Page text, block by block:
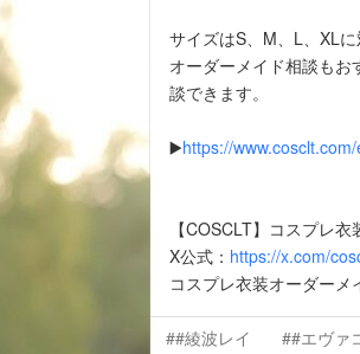
サイズはS、M、L、XL
オーダーメイド相談も
談できます。
▶️https://
【COSCLT】コスプレ衣
X公式： https://x.com/
コスプレ衣装オーダーメ
##綾波レイ ##エヴァ